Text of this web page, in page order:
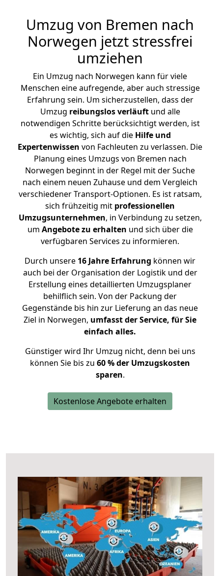
Umzug von Bremen nach
Norwegen jetzt stressfrei
umziehen
Ein Umzug nach Norwegen kann für viele
Menschen eine aufregende, aber auch stressige
Erfahrung sein. Um sicherzustellen, dass der
Umzug reibungslos verläuftund alle
notwendigen Schritte berücksichtigt werden, ist
es wichtig, sich auf die Hilfe und
Expertenwissen von Fachleuten zu verlassen. Die
Planung eines Umzugs von Bremen nach
Norwegen beginnt in der Regel mit der Suche
nach einem neuen Zuhause und dem Vergleich
verschiedener Transport-Optionen. Es ist ratsam,
sich frühzeitig mit professionellen
Umzugsunternehmen, in Verbindung zu setzen,
um Angebote zu erhalten und sich über die
verfügbaren Services zu informieren.
Durch unsere 16 Jahre Erfahrung können wir
auch bei der Organisation der Logistik und der
Erstellung eines detaillierten Umzugsplaner
behilflich sein. Von der Packung der
Gegenstände bis hin zur Lieferung an das neue
Ziel in Norwegen, umfasst der Service, für Sie
einfach alles.
Günstiger wird Ihr Umzug nicht, denn bei uns
können Sie bis zu 60 % der Umzugskosten
sparen.
Kostenlose Angebote erhalten